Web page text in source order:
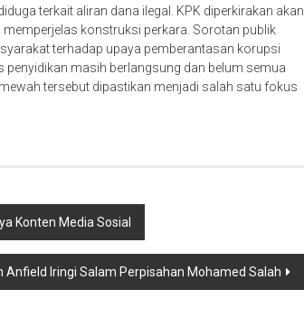
terkait aliran dana ilegal. KPK diperkirakan akan
konstruksi perkara. Sorotan publik
terhadap upaya pemberantasan korupsi
masih berlangsung dan belum semua
tersebut dipastikan menjadi salah satu fokus
Konten Media Sosial
Anfield Iringi Salam Perpisahan Mohamed Salah